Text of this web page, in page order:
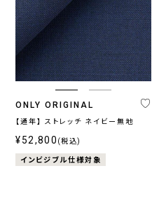
ONLY ORIGINAL
【通年】 ストレッチ ネイビー無地
¥52,800 (税込)
インビジブル仕様対象